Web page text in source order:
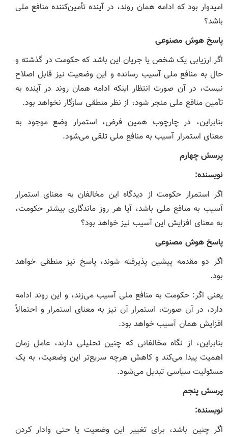
امیدوار بود که ادامه همان روند، در آینده تأمین‌کننده منافع ملی
باشد؟
پاسخ هوش مصنوعی
اگر ارزیابی یک شخص یا جریان این باشد که حکومت در گذشته و
حال به منافع ملی آسیب رسانده و این وضعیت نیز قابل اصلاح
نیست، در آن صورت انتظار اینکه ادامه همان روند در آینده به
تأمین منافع ملی منجر شود، از نظر منطقی سازگار نخواهد بود.
بنابراین، در چارچوب همین فرض، استمرار وضع موجود به
معنای استمرار آسیب به منافع ملی تلقی می‌شود.
پرسش چهارم
نویسنده:
اگر استمرار حکومت از دیدگاه این مخالفان به معنای استمرار
آسیب به منافع ملی باشد، آیا هر روز ماندگاری بیشتر حکومت،
به معنای افزایش این آسیب نیز خواهد بود؟
پاسخ هوش مصنوعی
اگر دو مقدمه پیشین پذیرفته شوند، پاسخ نیز منطقی خواهد
بود.
یعنی اگر: حکومت به منافع ملی آسیب می‌زند، و این روند ادامه
دارد، در آن صورت، استمرار آن نیز به معنای استمرار و احتمالاً
افزایش همان آسیب خواهد بود.
بنابراین، از نگاه مخالفانی که چنین تحلیلی دارند، عامل زمان
اهمیت پیدا می‌کند و کاهش هرچه سریع‌تر این وضعیت، به یک
مسئولیت سیاسی تبدیل می‌شود.
پرسش پنجم
نویسنده:
اگر چنین باشد، برای تغییر این وضعیت یا حتی وادار کردن